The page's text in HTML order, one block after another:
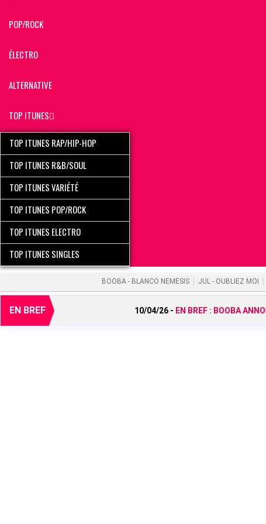
POP/ROCK
ÉLECTRO
ALTERNATIVE
TOP ITUNES
TOP ITUNES RAP/HIP-HOP
TOP ITUNES R&B/SOUL
TOP ITUNES VARIÉTÉ
TOP ITUNES POP/ROCK
TOP ITUNES ELECTRO
TOP ITUNES SINGLES
BOOBA - BLANCO NEMESIS JUL - OUBLIEZ MOI
EN BREF 10/04/26 - EN BREF : BOOBA